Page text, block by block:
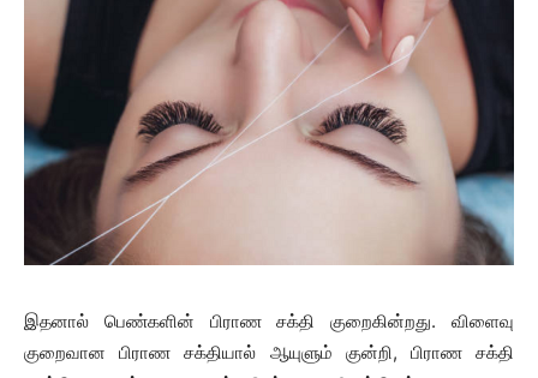
இதனால் பெண்களின் பிராண சக்தி குறைகின்றது. விளைவு
குறைவான பிராண சக்தியால் ஆயுளும் குன்றி, பிராண சக்தி